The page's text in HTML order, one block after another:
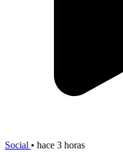
Social • hace 3 horas